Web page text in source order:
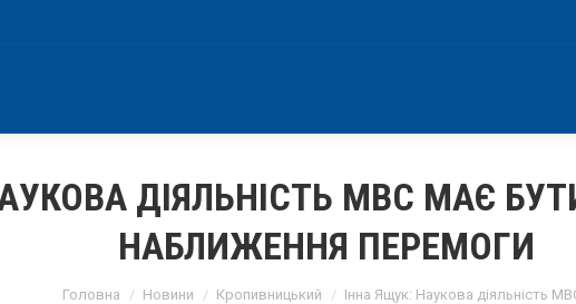
ДІЯЛЬНІСТЬ МВС МАЄ
НАБЛИЖЕННЯ ПЕРЕМОГИ
Головна Новини Кропивницький Інна Ящук: Наукова діяльність